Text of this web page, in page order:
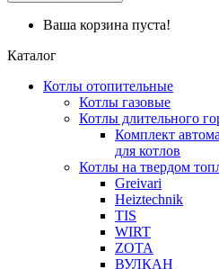
Ваша корзина пуста!
Каталог
Котлы отопительные
Котлы газовые
Котлы длительного
Комплект
для котлов
Котлы на твердом
Greivari
Heiztechnik
TIS
WIRT
ZOTA
ВУЛКАН